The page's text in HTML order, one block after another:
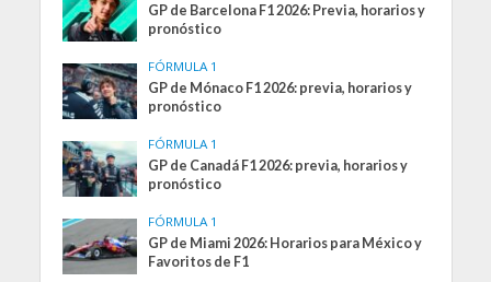
GP de Barcelona F1 2026: Previa, horarios y
pronóstico
FÓRMULA 1
GP de Mónaco F1 2026: previa, horarios y
pronóstico
FÓRMULA 1
GP de Canadá F1 2026: previa, horarios y
pronóstico
FÓRMULA 1
GP de Miami 2026: Horarios para México y
Favoritos de F1